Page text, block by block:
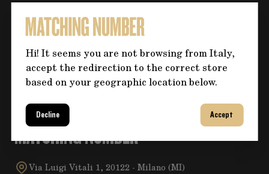
Hi! It seems you are not browsing from Italy,
accept the redirection to the correct store
based on your geographic location below.
Decline Accept
Invia
MATCHING NUMBER
Via Luigi Vitali 1, 20122 - Milano (MI)